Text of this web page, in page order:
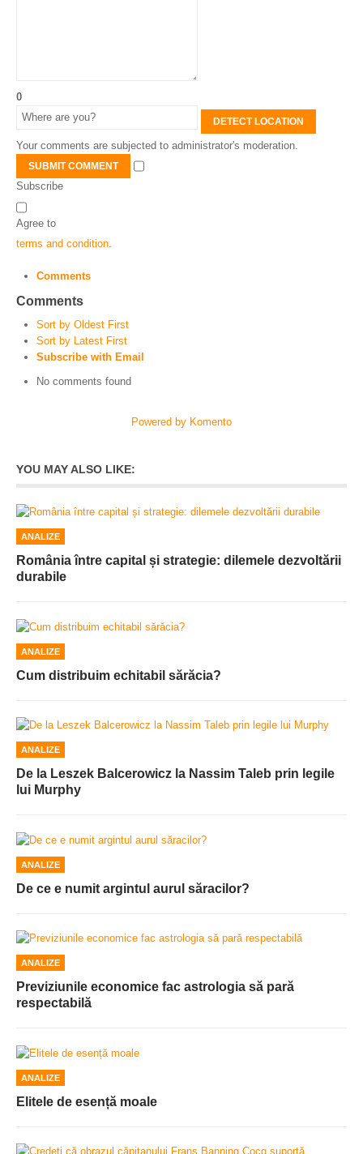
0
DETECT LOCATION
Your comments are subjected to administrator's moderation.
SUBMIT COMMENT
Subscribe
Agree to
terms and condition
Comments
Comments
Sort by Oldest First
Sort by Latest First
Subscribe with Email
No comments found
Powered by Komento
YOU MAY ALSO LIKE:
ANALIZE
România între capital și strategie: dilemele dezvoltării
durabile
ANALIZE
Cum distribuim echitabil sărăcia?
ANALIZE
De la Leszek Balcerowicz la Nassim Taleb prin legile
lui Murphy
ANALIZE
De ce e numit argintul aurul săracilor?
ANALIZE
Previziunile economice fac astrologia să pară
respectabilă
ANALIZE
Elitele de esență moale